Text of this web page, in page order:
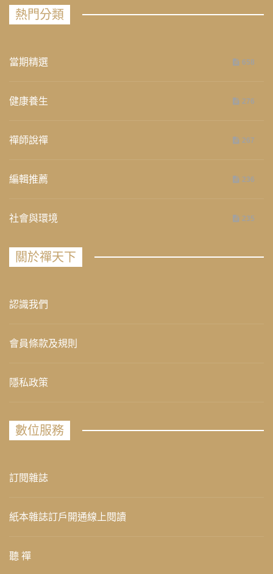
熱門分類
當期精選 658
健康養生 276
禪師說禪 267
編輯推薦 236
社會與環境 235
關於禪天下
認識我們
會員條款及規則
隱私政策
數位服務
訂閱雜誌
紙本雜誌訂戶開通線上閱讀
聽 禪